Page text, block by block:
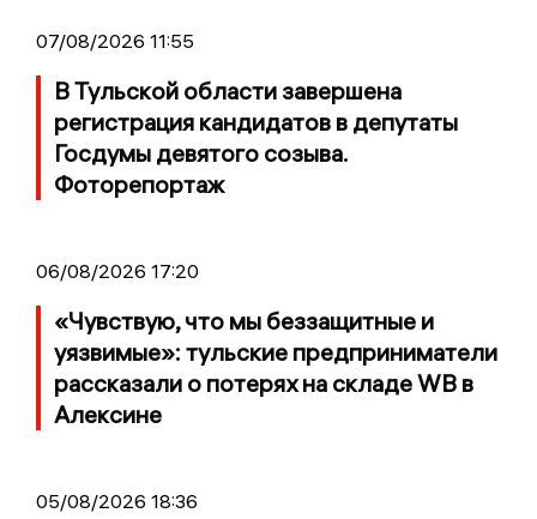
07/08/2026 11:55
В Тульской области завершена
регистрация кандидатов в депутаты
Госдумы девятого созыва.
Фоторепортаж
06/08/2026 17:20
«Чувствую, что мы беззащитные и
уязвимые»: тульские предприниматели
рассказали о потерях на складе WB в
Алексине
05/08/2026 18:36